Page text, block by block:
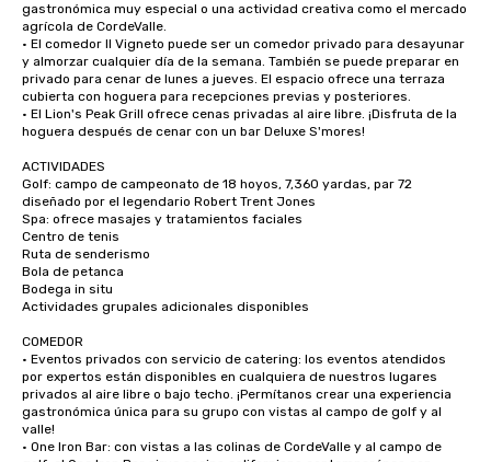
gastronómica muy especial o una actividad creativa como el mercado
agrícola de CordeValle.
• El comedor Il Vigneto puede ser un comedor privado para desayunar
y almorzar cualquier día de la semana. También se puede preparar en
privado para cenar de lunes a jueves. El espacio ofrece una terraza
cubierta con hoguera para recepciones previas y posteriores.
• El Lion's Peak Grill ofrece cenas privadas al aire libre. ¡Disfruta de la
hoguera después de cenar con un bar Deluxe S'mores!
ACTIVIDADES
Golf: campo de campeonato de 18 hoyos, 7,360 yardas, par 72
diseñado por el legendario Robert Trent Jones
Spa: ofrece masajes y tratamientos faciales
Centro de tenis
Ruta de senderismo
Bola de petanca
Bodega in situ
Actividades grupales adicionales disponibles
COMEDOR
• Eventos privados con servicio de catering: los eventos atendidos
por expertos están disponibles en cualquiera de nuestros lugares
privados al aire libre o bajo techo. ¡Permítanos crear una experiencia
gastronómica única para su grupo con vistas al campo de golf y al
valle!
• One Iron Bar: con vistas a las colinas de CordeValle y al campo de